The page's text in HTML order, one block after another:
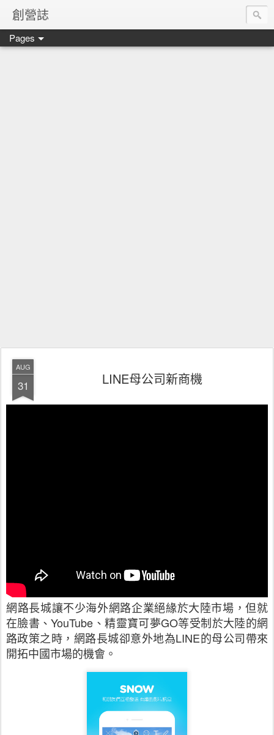
創營誌
Pages
AUG
31 LINE母公司新商機
網路長城讓不少海外網路企業絕緣於大陸市場，但就
在臉書、YouTube 、精靈寶可夢GO等受制於大陸的網
路政策之時，網路長城卻意外地為LINE的母公司帶來
開拓中國市場的機會。